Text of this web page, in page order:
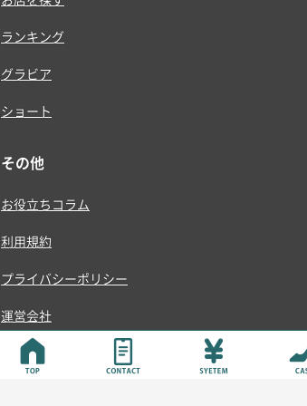
ランキング
グラビア
ショート
その他
お役立ちコラム
利用規約
プライバシーポリシー
運営会社
© ONE RISE , K.K.